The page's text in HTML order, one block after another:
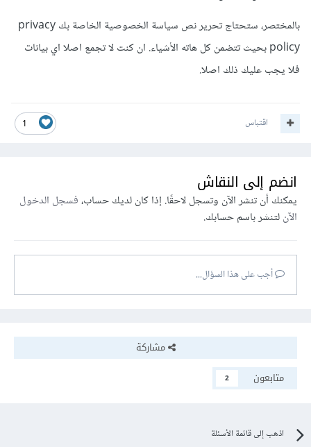
بالمختصر، ستحتاج تحرير نص سياسة الخصوصية الخاصة بك privacy
policy بحيث تتضمن كل هاته الأشياء. ان كنت لا تجمع اصلا اي بيانات
فلا يجب عليك ذلك اصلا.
1 اقتباس
انضم إلى النقاش
يمكنك أن تنشر الآن وتسجل لاحقًا. إذا كان لديك حساب،فسجل الدخول
الآنلتنشر باسم حسابك.
أجب على هذا السؤال...
مشاركة
متابعون
2
اذهب إلى قائمة الأسئلة